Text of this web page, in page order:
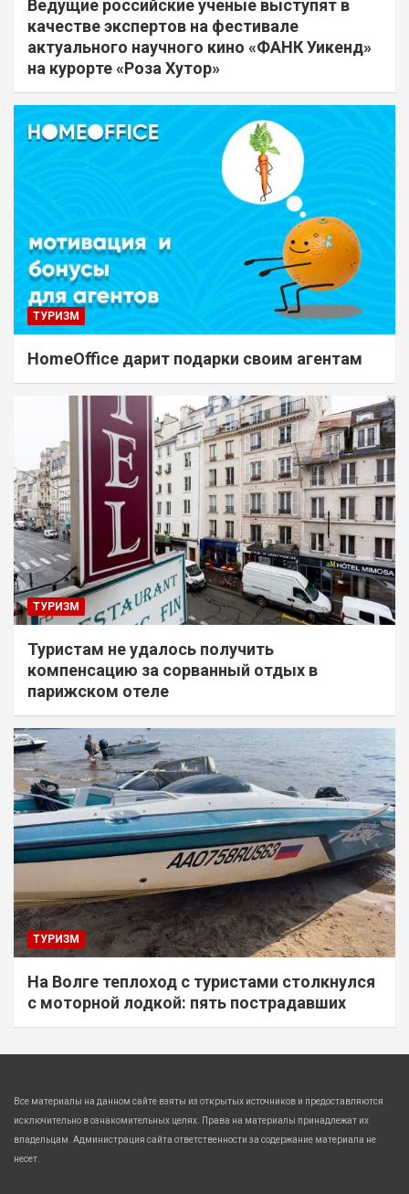
Ведущие российские ученые выступят в
качестве экспертов на фестивале
актуального научного кино «ФАНК Уикенд»
на курорте «Роза Хутор»
ТУРИЗМ
HomeOffice дарит подарки своим агентам
ТУРИЗМ
Туристам не удалось получить
компенсацию за сорванный отдых в
парижском отеле
ТУРИЗМ
На Волге теплоход с туристами столкнулся
с моторной лодкой: пять пострадавших
Все материалы на данном сайте взяты из открытых источников и предоставляются
исключительно в ознакомительных целях. Права на материалы принадлежат их
владельцам. Администрация сайта ответственности за содержание материала не
несет.